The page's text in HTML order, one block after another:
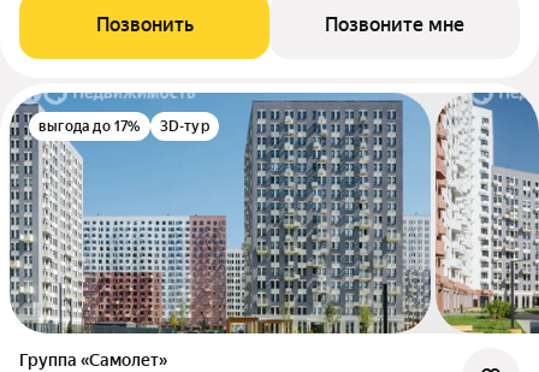
Позвонить Позвоните мне
выгода до 17% 3D-тур
Группа «Самолет»